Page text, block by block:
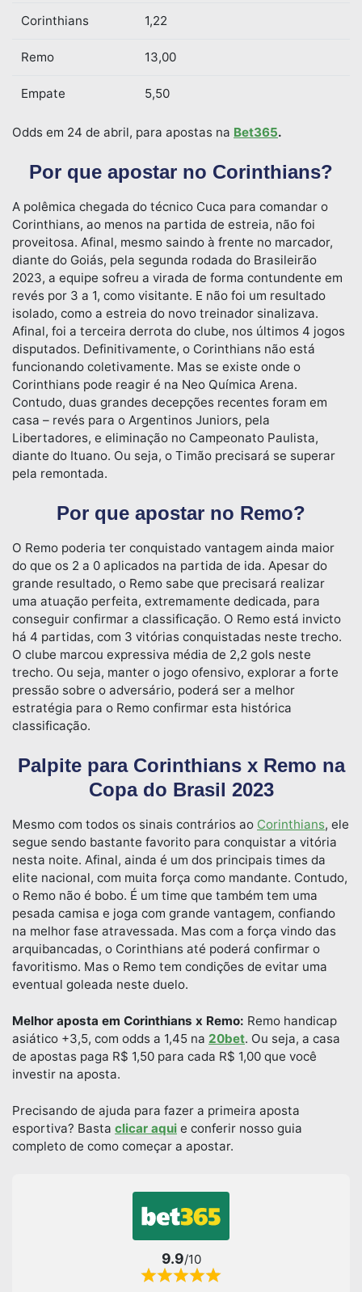
Corinthians 1,22
Remo 13,00
Empate 5,50
Odds em 24 de abril, para apostas na Bet365.
Por que apostar no Corinthians?
A polêmica chegada do técnico Cuca para comandar o
Corinthians, ao menos na partida de estreia, não foi
proveitosa. Afinal, mesmo saindo à frente no marcador,
diante do Goiás, pela segunda rodada do Brasileirão
2023, a equipe sofreu a virada de forma contundente em
revés por 3 a 1, como visitante. E não foi um resultado
isolado, como a estreia do novo treinador sinalizava.
Afinal, foi a terceira derrota do clube, nos últimos 4 jogos
disputados. Definitivamente, o Corinthians não está
funcionando coletivamente. Mas se existe onde o
Corinthians pode reagir é na Neo Química Arena.
Contudo, duas grandes decepções recentes foram em
casa – revés para o Argentinos Juniors, pela
Libertadores, e eliminação no Campeonato Paulista,
diante do Ituano. Ou seja, o Timão precisará se superar
pela remontada.
Por que apostar no Remo?
O Remo poderia ter conquistado vantagem ainda maior
do que os 2 a 0 aplicados na partida de ida. Apesar do
grande resultado, o Remo sabe que precisará realizar
uma atuação perfeita, extremamente dedicada, para
conseguir confirmar a classificação. O Remo está invicto
há 4 partidas, com 3 vitórias conquistadas neste trecho.
O clube marcou expressiva média de 2,2 gols neste
trecho. Ou seja, manter o jogo ofensivo, explorar a forte
pressão sobre o adversário, poderá ser a melhor
estratégia para o Remo confirmar esta histórica
classificação.
Palpite para Corinthians x Remo na
Copa do Brasil 2023
Mesmo com todos os sinais contrários ao Corinthians, ele
segue sendo bastante favorito para conquistar a vitória
nesta noite. Afinal, ainda é um dos principais times da
elite nacional, com muita força como mandante. Contudo,
o Remo não é bobo. É um time que também tem uma
pesada camisa e joga com grande vantagem, confiando
na melhor fase atravessada. Mas com a força vindo das
arquibancadas, o Corinthians até poderá confirmar o
favoritismo. Mas o Remo tem condições de evitar uma
eventual goleada neste duelo.
Melhor aposta em Corinthians x Remo: Remo handicap
asiático +3,5, com odds a 1,45 na 20bet. Ou seja, a casa
de apostas paga R$ 1,50 para cada R$ 1,00 que você
investir na aposta.
Precisando de ajuda para fazer a primeira aposta
esportiva? Basta clicar aqui e conferir nosso guia
completo de como começar a apostar.
9.9/10